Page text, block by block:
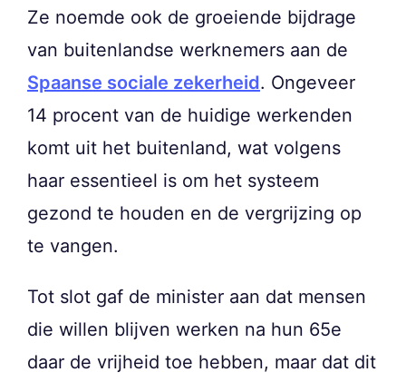
Ze noemde ook de groeiende bijdrage
van buitenlandse werknemers aan de
Spaanse sociale zekerheid. Ongeveer
14 procent van de huidige werkenden
komt uit het buitenland, wat volgens
haar essentieel is om het systeem
gezond te houden en de vergrijzing op
te vangen.
Tot slot gaf de minister aan dat mensen
die willen blijven werken na hun 65e
daar de vrijheid toe hebben, maar dat dit